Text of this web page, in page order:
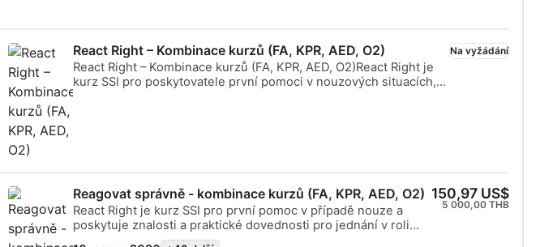
React Right – Kombinace kurzů (FA, KPR, AED, O2)
React Right – Kombinace kurzů (FA, KPR, AED, O2)React Right je
kurz SSI pro poskytovatele první pomoci v nouzových situacích,
který poskytuje znalosti a praktické dovednosti potřebné k tomu,
resuscitačního přístroje v nouzových situacích a o používání
defibrilátoru (AED). Díky kombinaci teorie a praktických cvičení
vám tento kurz poskytne důležité nástroje a sebedůvěru k
poskytování první pomoci. Po získání certifikátu budete moci
působit jako první pomocník, poskytovat první pomoc a KPR,
podávat kyslík a poskytovat podporu pomocí AED. Získejte
Na vyžádání
Reagovat správně - kombinace kurzů (FA, KPR, AED, O2)
React Right je kurz SSI pro první pomoc v případě nouze a
poskytuje znalosti a praktické dovednosti pro jednání v roli
prvního pomocníka v případě nouze. V tomto flexibilním kurzu
150,97 US$
5 000,00 THB